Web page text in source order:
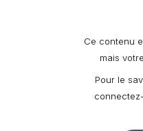
Ce contenu
mais
Pour le